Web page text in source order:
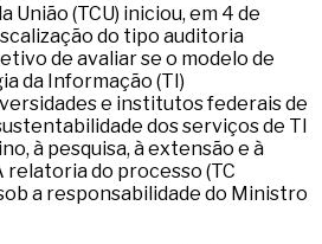
União (TCU) iniciou, em 4 de
do tipo auditoria
de avaliar se o modelo de
da Informação (TI)
e institutos federais de
dos serviços de TI
à pesquisa, à extensão e à
do processo (TC
a responsabilidade do Ministro